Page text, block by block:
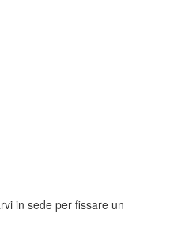
in sede per fissare un